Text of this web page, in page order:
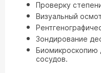
Проверку
Визуальный
Зондирование
Биомикроскопию
сосудов.